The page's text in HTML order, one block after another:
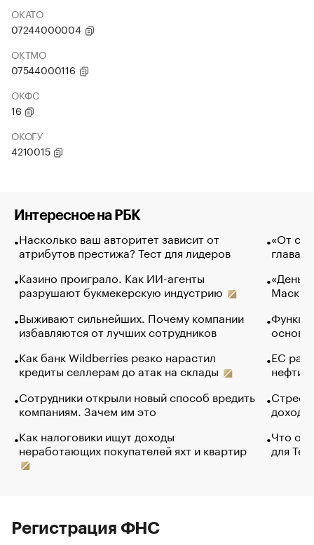
ОКАТО
07244000004
ОКТМО
07544000116
ОКФС
16
ОКОГУ
4210015
Интересное на РБК
Насколько ваш авторитет зависит от
атрибутов престижа? Тест для лидеров
Казино проиграло. Как ИИ-агенты
разрушают букмекерскую индустрию
Выживают сильнейших. Почему компании
избавляются от лучших сотрудников
Как банк Wildberries резко нарастил
кредиты селлерам до атак на склады
Сотрудники открыли новый способ вредить
компаниям. Зачем им это
Как налоговики ищут доходы
неработающих покупателей яхт и квартир
«От
глава
Маск в
основ
ЕС
нефти
Что
для
Регистрация ФНС